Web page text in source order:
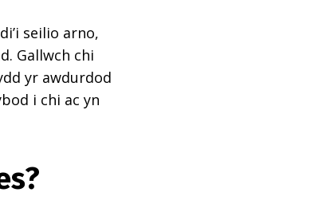
seilio arno,
Gallwch chi
yr awdurdod
i chi ac yn